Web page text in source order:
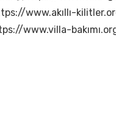
www.akıllı-
www.villa-